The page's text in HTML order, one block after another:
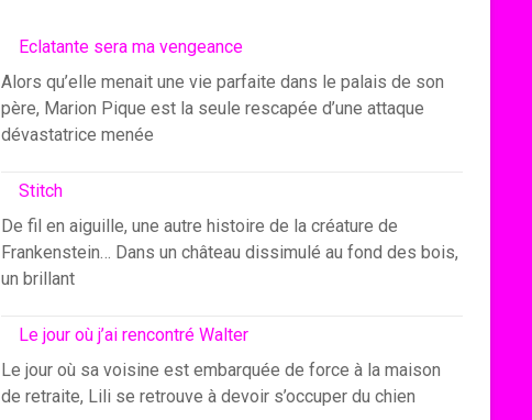
Eclatante sera ma vengeance
Alors qu’elle menait une vie parfaite dans le palais de son
père, Marion Pique est la seule rescapée d’une attaque
dévastatrice menée
Stitch
De fil en aiguille, une autre histoire de la créature de
Frankenstein… Dans un château dissimulé au fond des bois,
un brillant
Le jour où j’ai rencontré Walter
Le jour où sa voisine est embarquée de force à la maison
de retraite, Lili se retrouve à devoir s’occuper du chien